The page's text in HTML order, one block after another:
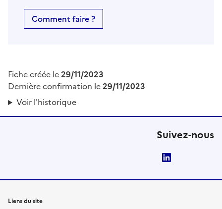
Comment faire ?
Fiche créée le29/11/2023
Dernière confirmation le29/11/2023
Voir l'historique
Suivez-nous
Liens du site